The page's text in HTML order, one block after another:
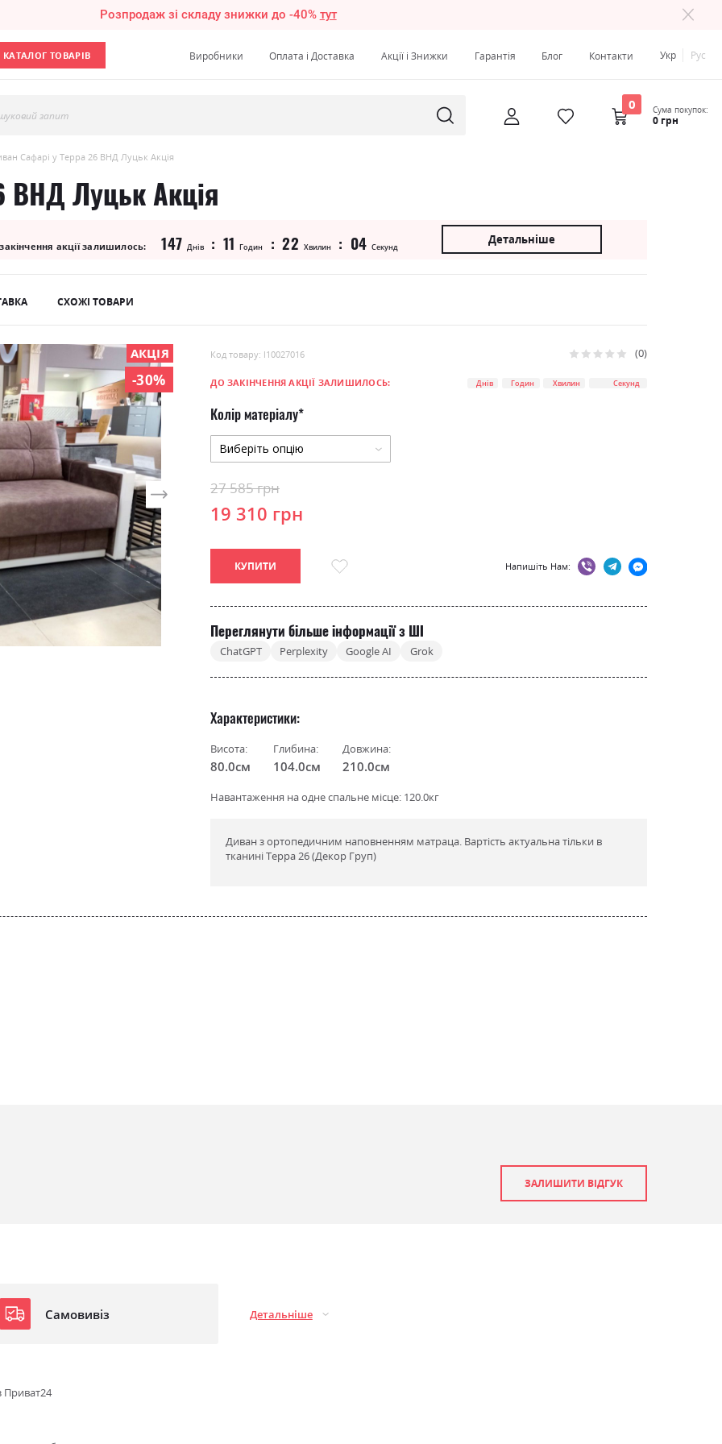
Розпродаж зі складу знижки до -40% тут
КАТАЛОГ ТОВАРІВ Виробники Оплата і Доставка Акції і Знижки Гарантія Блог Контакти Укр Рус
запит
0 Сума покупок:
0 грн
Сафарі у Терра 26 ВНД Луцьк Акція
ВНД Луцьк Акція
акції залишилось: 147 Днів 11 Годин 22 Хвилин 03 Секунд
Детальніше
СХОЖІ ТОВАРИ
АКЦІЯ
-30%
Код товару: l10027016 Рейтинг: 0
ДО ЗАКІНЧЕННЯ АКЦІЇ ЗАЛИШИЛОСЬ: Днів Годин Хвилин Секунд
Колір матеріалу
19 310 грн
27 585 грн
КУПИТИ Напишіть Нам:
Переглянути більше інформації з ШІ
ChatGPT Perplexity Google AI Grok
Характеристики
Висота:
80.0см
Глибина:
104.0см
Довжина:
210.0см
Навантаження на одне спальне місце: 120.0кг
Диван з ортопедичним наповненням матраца. Вартість актуальна тільки в
тканині Терра 26 (Декор Груп)
ЗАЛИШИТИ ВІДГУК
Самовивіз Детальніше
Приват24